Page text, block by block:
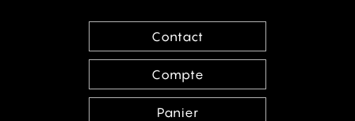
Contact
Compte
Panier